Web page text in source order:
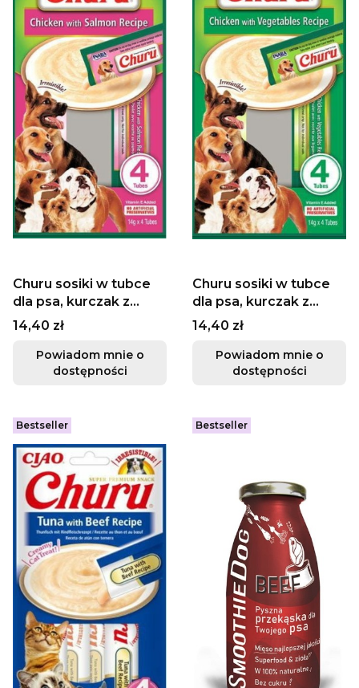
Churu sosiki w tubce
dla psa, kurczak z
łososiem
Cena
14,40 zł
Powiadom mnie o
dostępności
Churu sosiki w tubce
dla psa, kurczak z
warzywami
Cena
14,40 zł
Powiadom mnie o
dostępności
Bestseller Bestseller